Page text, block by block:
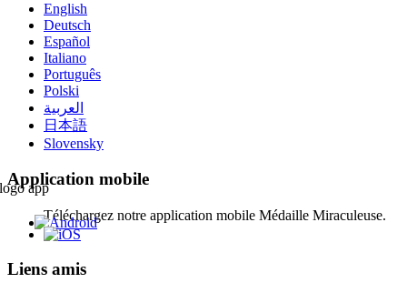
English
Deutsch
Español
Italiano
Português
Polski
العربية
日本語
Slovensky
Application mobile
Téléchargez notre application mobile Médaille Miraculeuse.
Liens amis